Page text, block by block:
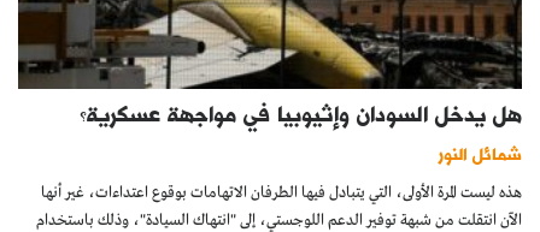
هل يدخل السودان وإثيوبيا في مواجهة عسكرية؟
شمائل النور
هذه ليست المرة الأولى، التي يتبادل فيها الطرفان الاتهامات بوقوع اعتداءات، غير أنها
الآن انتقلت من شبهة توفير الدعم اللوجستي، إلى "انتهاك السيادة"، وذلك باستخدام